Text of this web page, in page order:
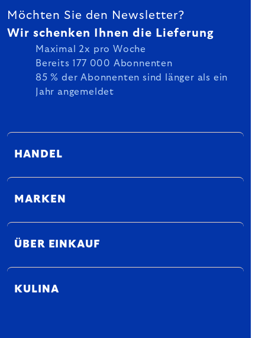
Möchten Sie den Newsletter?
Wir schenken Ihnen die Lieferung
Maximal 2x pro Woche
Bereits 177 000 Abonnenten
85 % der Abonnenten sind länger als ein
Jahr angemeldet
HANDEL
MARKEN
ÜBER EINKAUF
KULINA